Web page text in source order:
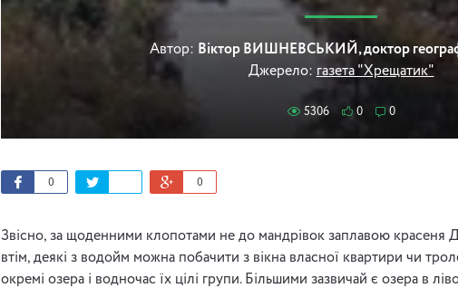
Автор: Віктор ВИШНЕВСЬКИЙ, доктор
Джерело: газета "Хрещатик"
5306 0 0
0 0
Звісно, за щоденними клопотами не до мандрівок заплавою красеня
втім, деякі з водойм можна побачити з вікна власної квартири чи
окремі озера і водночас їх цілі групи. Більшими зазвичай є озера в